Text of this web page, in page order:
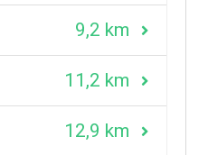
9,2 km
11,2 km
12,9 km